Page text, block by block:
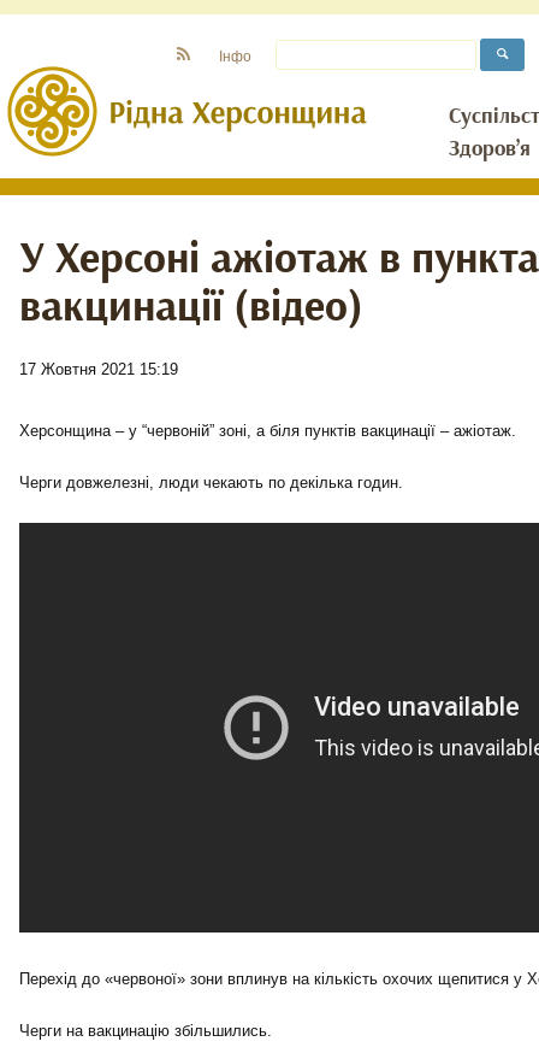
Здоров’я
Інфо
У Херсоні ажіотаж в
вакцинації (відео)
17 Жовтня 2021 15:19
Херсонщина – у “червоній” зоні, а біля пунктів вакцинації – ажіотаж.
Черги довжелезні, люди чекають по декілька годин.
Перехід до «червоної» зони вплинув на кількість охочих щепитися у
Черги на вакцинацію збільшились.